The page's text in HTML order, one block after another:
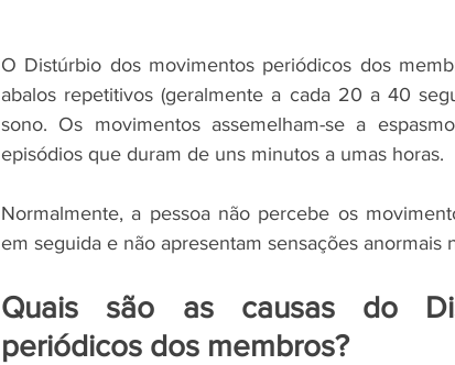
O Distúrbio dos movimentos periódicos dos
abalos repetitivos (geralmente a cada 20 a 40
sono. Os movimentos assemelham-se a
episódios que duram de uns minutos a umas horas.
Normalmente, a pessoa não percebe os
em seguida e não apresentam sensações anormais
Quais são as causas do
periódicos dos membros?